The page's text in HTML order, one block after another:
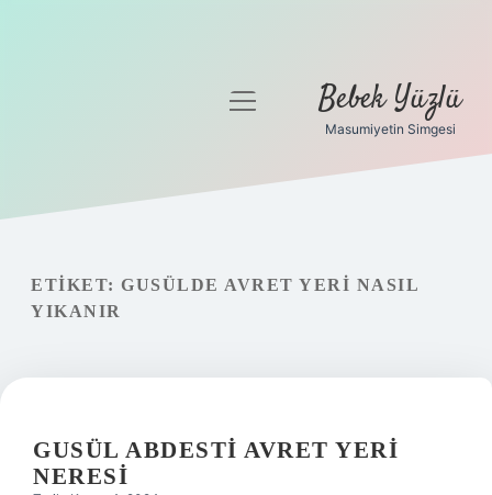
Gizlilik Politikası
menüyü
Bebek Yüzlü
Masumiyetin Simgesi
ETIKET: GUSÜLDE AVRET YERI NASIL
YIKANIR
GUSÜL ABDESTI AVRET YERI
NERESI